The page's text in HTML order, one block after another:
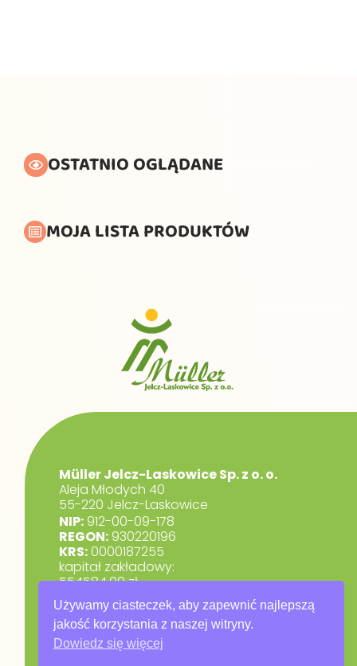
Używamy ciasteczek, aby zapewnić najlepszą
jakość korzystania z naszej witryny.
Dowiedz się więcej
OSTATNIO OGLĄDANE
MOJA LISTA PRODUKTÓW
Müller Jelcz-Laskowice Sp. z o. o.
Aleja Młodych 40
55-220 Jelcz-Laskowice
NIP: 912-00-09-178
REGON: 930220196
KRS:0000187255
kapitał zakładowy:
554584,00 zł.
marketing@muller.com.pl
+48 71 318 84 84
RODO